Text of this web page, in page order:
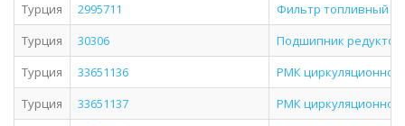
Турция
2995711
Фильтр топливный
Турция
30306
Подшипник
Турция
33651136
РМК
Турция
33651137
РМК